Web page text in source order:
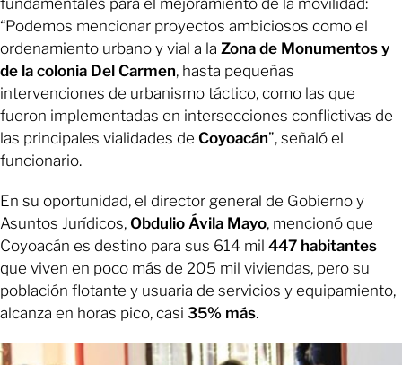
fundamentales para el mejoramiento de la movilidad:
“Podemos mencionar proyectos ambiciosos como el
ordenamiento urbano y vial a la Zona de Monumentos y
de la colonia Del Carmen, hasta pequeñas
intervenciones de urbanismo táctico, como las que
fueron implementadas en intersecciones conflictivas de
las principales vialidades de Coyoacán”, señaló el
funcionario.
En su oportunidad, el director general de Gobierno y
Asuntos Jurídicos, Obdulio Ávila Mayo, mencionó que
Coyoacán es destino para sus 614 mil 447 habitantes
que viven en poco más de 205 mil viviendas, pero su
población flotante y usuaria de servicios y equipamiento,
alcanza en horas pico, casi 35% más.